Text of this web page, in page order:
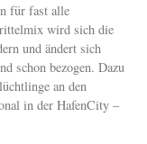
für fast alle
wird sich die
und ändert sich
schon bezogen. Dazu
an den
in der HafenCity –